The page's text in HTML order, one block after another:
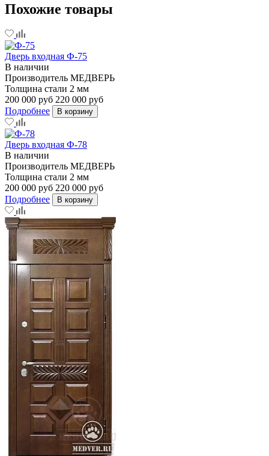
Похожие товары
Дверь входная Ф-75
В наличии
Производитель МЕДВЕРЬ
Толщина стали 2 мм
200 000 руб 220 000 руб
Подробнее
В корзину
Дверь входная Ф-78
В наличии
Производитель МЕДВЕРЬ
Толщина стали 2 мм
200 000 руб 220 000 руб
Подробнее
В корзину